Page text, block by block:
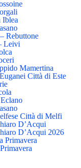
Iblea
Rebuttone
Leivi
Mamertina
Città di Este
Città di Melfi
D’Acqui
D’Acqui 2026
Primavera